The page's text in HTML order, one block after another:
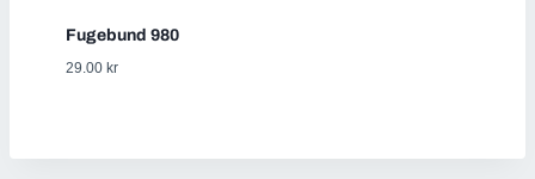
Fugebund 980
29.00 kr